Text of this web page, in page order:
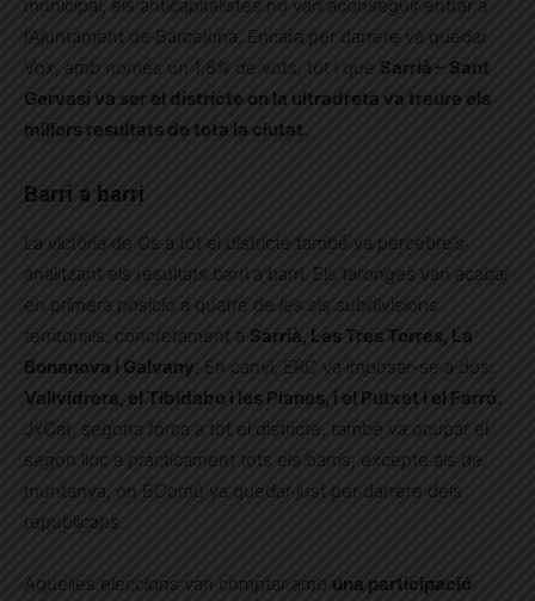
municipal, els anticapitalistes no van aconseguir entrar a
l’Ajuntament de Barcelona. Encara per darrere va quedar
Vox, amb només un 1,8% de vots, tot i que Sarrià – Sant
Gervasi va ser el districte on la ultradreta va treure els
millors resultats de tota la ciutat.
Barri a barri
La victòria de Cs a tot el districte també va percebre’s
analitzant els resultats barri a barri. Els taronges van acabar
en primera posició a quatre de les sis subdivisions
territorials, concretament a Sarrià, Les Tres Torres, La
Bonanova i Galvany. En canvi, ERC va imposar-se a dos:
Vallvidrera, el Tibidabo i les Planes, i el Putxet i el Farró.
JxCat, segona força a tot el districte, també va ocupar el
segon lloc a pràcticament tots els barris, excepte als de
muntanya, on BComú va quedar just per darrere dels
republicans.
Aquelles eleccions van comptar amb una participació